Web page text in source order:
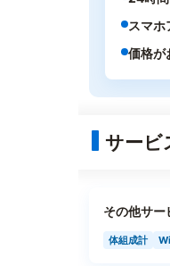
スマ
価格が
サービ
その他サー
体組成計